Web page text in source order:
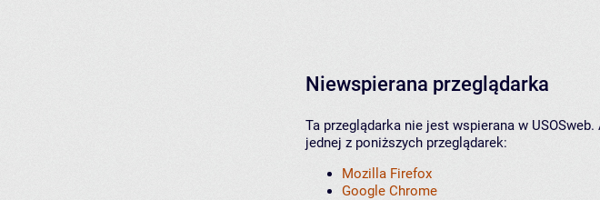
Niewspierana przeglądarka
Ta przeglądarka nie jest wspierana w
jednej z poniższych przeglądarek:
Mozilla Firefox
Google Chrome